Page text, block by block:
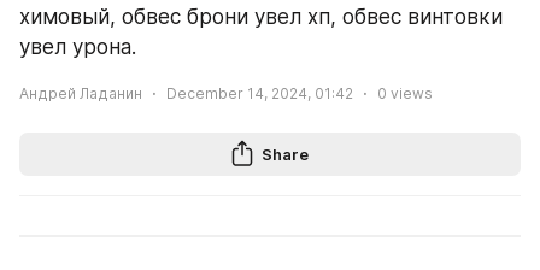
химовый, обвес брони увел хп, обвес винтовки
увел урона.
Андрей Ладанин December 14, 2024, 01:42 0 views
Share